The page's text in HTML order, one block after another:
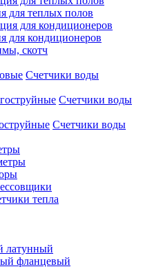
для теплых полов
для кондиционеров
скотч
Счетчики воды
Счетчики воды
Счетчики воды
тепла
латунный
фланцевый